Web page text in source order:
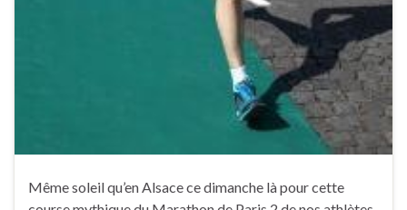
Même soleil qu’en Alsace ce dimanche là pour cette